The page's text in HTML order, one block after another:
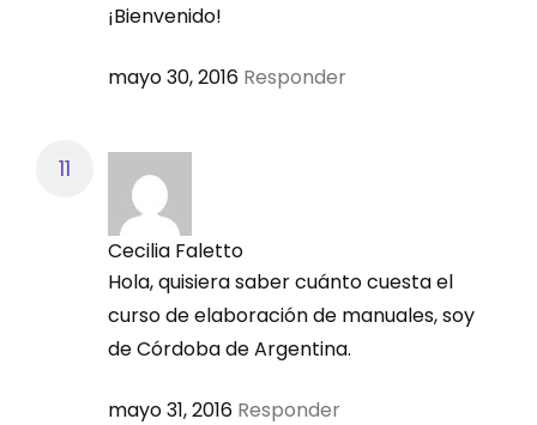
¡Bienvenido!
mayo 30, 2016 Responder
Cecilia Faletto
Hola, quisiera saber cuánto cuesta el
curso de elaboración de manuales, soy
de Córdoba de Argentina.
mayo 31, 2016 Responder